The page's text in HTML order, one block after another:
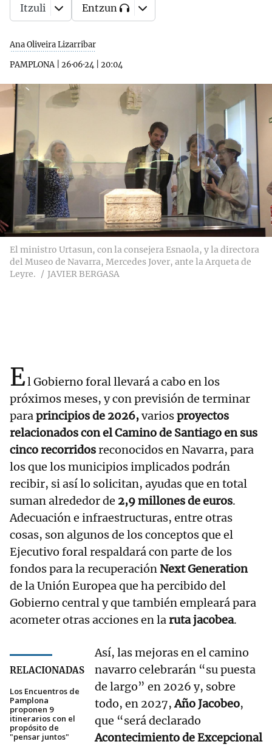
Ana Oliveira Lizarribar
PAMPLONA| 26·06·24 20:04
Itzuli Entzun
El ministro Urtasun, con la consejera Esnaola, y la directora
del Museo de Navarra, Mercedes Jover, ante la Arqueta de
Leyre.
JAVIER BERGASA
El Gobierno foral llevará a cabo en los
próximos meses, y con previsión de terminar
paraprincipios de 2026,variosproyectos
relacionados con el Camino de Santiago en sus
cinco recorridosreconocidos en Navarra, para
los que los municipios implicados podrán
recibir, si así lo solicitan, ayudas que en total
suman alrededor de 2,9 millones de euros.
Adecuación e infraestructuras, entre otras
cosas, son algunos de los conceptos que el
Ejecutivo foral respaldará con parte de los
fondos para la recuperación Next Generation
de la Unión Europea que ha percibido del
Gobierno central y que también empleará para
acometer otras acciones en laruta jacobea.
RELACIONADAS
Los Encuentros de
Pamplona
proponen 9
itinerarios con el
propósito de
"pensar juntos"
Así, las mejoras en el camino
navarro celebrarán “su puesta
de largo” en 2026 y, sobre
todo, en 2027,Año Jacobeo,
que “será declarado
Acontecimiento de Excepcional